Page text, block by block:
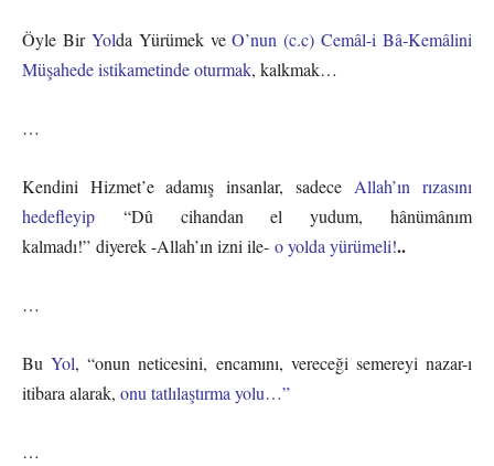
Öyle Bir Yolda Yürümek veO’nun (c.c) Cemâl-i Bâ-Kemâlini
Müşahede istikametinde oturmak, kalkmak…
…
Kendini Hizmet’e adamış insanlar, sadece Allah’ın rızasını
hedefleyip “Dû cihandan el yudum, hânümânım
kalmadı!” diyerek -Allah’ın izni ile- o yolda yürümeli!..
…
BuYol, “onun neticesini, encamını, vereceği semereyi nazar-ı
itibara alarak, onu tatlılaştırma yolu…”
…